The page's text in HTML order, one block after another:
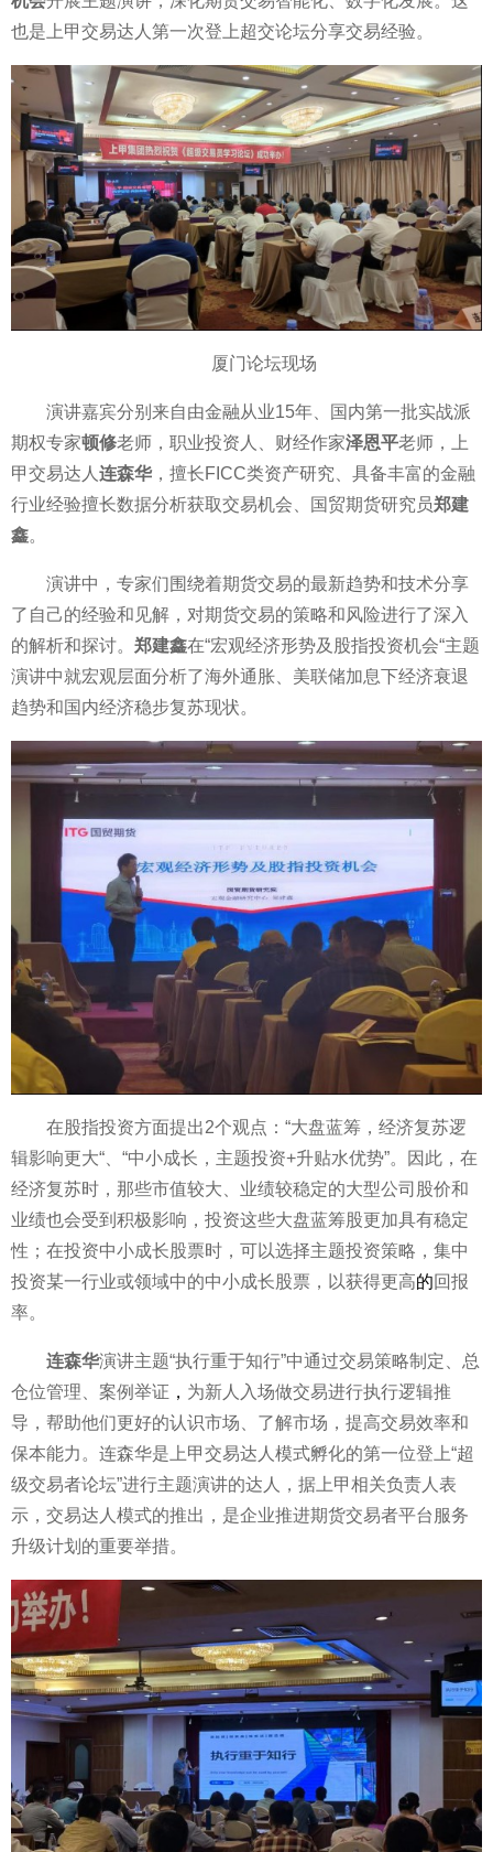
也是上甲交易达人第一次登上超交论坛分享交易经验。
厦门论坛现场
演讲嘉宾分别来自由金融从业15年、国内第一批实战派
期权专家顿修老师，职业投资 人、财经作家泽恩平老师，上
甲交易达人 连森华，擅长FICC类资产研究、具备丰富的金融
行业经验擅长数据分析获取交易机会、国贸期货研究员郑建
鑫。
演讲中，专家们围绕着期货交易的最新趋势和技术分享
了自己的经验和见解，对期货交易的策略和风险进行了深入
的解析和探讨。 郑建鑫在“宏观经济形势及股指投资机会“主题
演讲中就宏观层面分析了海外通胀、美联储加息下经济衰退
趋势和国内经济稳步复苏现状。
在股指投资方面提出2个观点：“大盘蓝筹，经济复苏逻
辑影响更大“、“中小成长，主题投资+升贴水优势”。因此，在
经济复苏时，那些市值较大、业绩较稳定的大型公司股价和
业绩也会受到积极影响， 投资这些大盘蓝筹股更加具有稳定
性 ；在投资中小成长股票时，可以选择主题投资策略，集中
投资某一行业或领域中的中小成长股票 ，以获得更高的回报
率。
连森华演讲主题“执行重于知行”中通过交易策略制定、总
仓位管理、案例举证 ， 为新人入场做交易进行执行逻辑推
导，帮助他们更好的认识市场、了解市场，提高交易效率和
保本能力。连森华是上甲交易达人模式孵化的第一位登上“超
级交易者论坛”进行主题演讲的达人，据上甲相关负责人表
示，交易达人模式的推出，是企业推进期货交易者平台服务
升级计划的重要举措。